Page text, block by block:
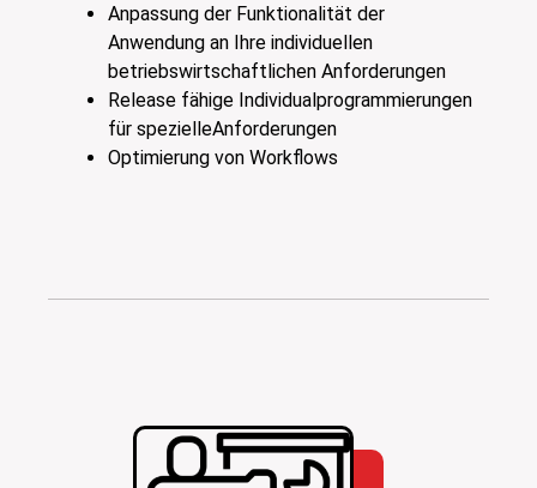
Anpassung der Funktionalität der
Anwendung an Ihre individuellen
betriebswirtschaftlichen Anforderungen
Release fähige Individualprogrammierungen
für spezielleAnforderungen
Optimierung von Workflows